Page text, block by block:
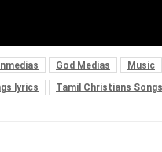
God Medias Music
lyrics Tamil Christians Songs